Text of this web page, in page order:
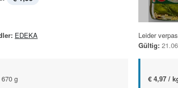
EDEKA
g
Leider
Gültig:
€ 4,97 /